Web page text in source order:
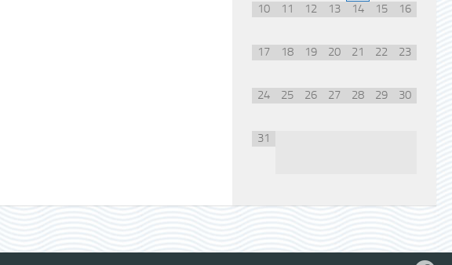
10 11 12 13 14 15 16
17 18 19 20 21 22 23
24 25 26 27 28 29 30
31